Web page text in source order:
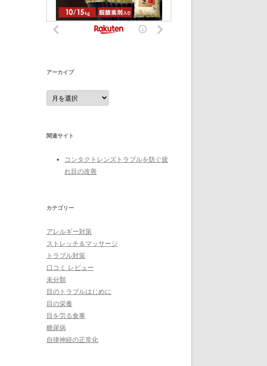
アーカイブ
ア
ー
カ
関連サイト
コンタクトレンズトラブルを防ぐ疲
れ目の改善
カテゴリー
アレルギー対策
ストレッチ＆マッサージ
トラブル対策
口コミ レビュー
未分類
目のトラブルはじめに
目の栄養
目を労る食事
糖尿病
自律神経の正常化